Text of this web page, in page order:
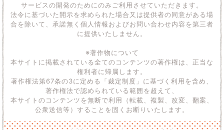
サービスの開発のためにのみご利用させていただきます。
法令に基づいた開示を求められた場合又は提供者の同意がある場
合を除いて、承諾無く個人情報およびお問い合わせ内容を第三者
に提供いたしません。
※著作物について
本サイトに掲載されている全てのコンテンツの著作権は、正当な
権利者に帰属します。
著作権法第67条の3に定める「裁定制度」に基づく利用を含め、
著作権法で認められている範囲を超えて、
本サイトのコンテンツを無断で利用（転載、複製、改変、翻案、
公衆送信等）することを固くお断りいたします。